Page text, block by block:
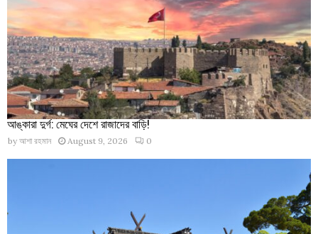
আঙ্কারা দুর্গ: মেঘের দেশে রাজাদের বাড়ি!
by আশা রহমান August 9, 2026 0